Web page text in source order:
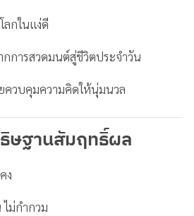
ลกในแง่ดี
กการสวดมนต์สู่ชีวิตประจำวัน
ควบคุมความคิดให้นุ่มนวล
ษฐานสัมฤทธิ์ผล
ง
ไม่กำกวม